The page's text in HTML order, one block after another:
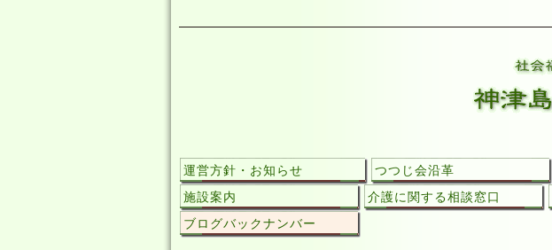
運営方針・お知らせ つつじ会沿革
施設案内
介護に関する相談窓口
ブログバックナンバー